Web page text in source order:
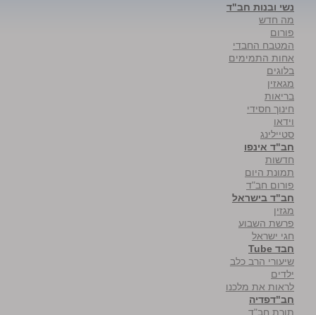
נשי ובנות חב"ד
מה חדש
פורום
המטבח החבדי
אחות התמימים
בלוגים
מגאזין
בריאות
חינוך חסידי
וידאו
סטיילינג
חב"ד אינפו
חדשות
תמונת היום
פורום חב"ד
חב"ד בישראל
מגזין
פרשת השבוע
חגי ישראל
חבד Tube
שיעורי הרב כלב
ילדים
לראות את מלכנו
חב"דפדיה
תורת חב"ד